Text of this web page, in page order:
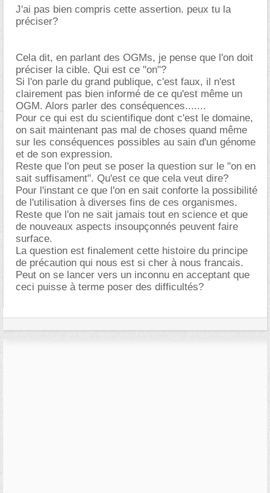
J'ai pas bien compris cette assertion. peux tu la
préciser?
Cela dit, en parlant des OGMs, je pense que l'on doit
préciser la cible. Qui est ce "on"?
Si l'on parle du grand publique, c'est faux, il n'est
clairement pas bien informé de ce qu'est même un
OGM. Alors parler des conséquences.......
Pour ce qui est du scientifique dont c'est le domaine,
on sait maintenant pas mal de choses quand même
sur les conséquences possibles au sain d'un génome
et de son expression.
Reste que l'on peut se poser la question sur le "on en
sait suffisament". Qu'est ce que cela veut dire?
Pour l'instant ce que l'on en sait conforte la possibilité
de l'utilisation à diverses fins de ces organismes.
Reste que l'on ne sait jamais tout en science et que
de nouveaux aspects insoupçonnés peuvent faire
surface.
La question est finalement cette histoire du principe
de précaution qui nous est si cher à nous francais.
Peut on se lancer vers un inconnu en acceptant que
ceci puisse à terme poser des difficultés?